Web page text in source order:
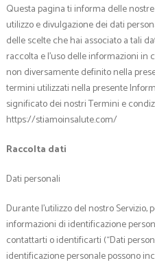
Questa pagina ti informa delle
utilizzo e divulgazione dei dati
delle scelte che hai associato a tali
raccolta e l’uso delle informazioni in
non diversamente definito nella
termini utilizzati nella presente
significato dei nostri Termini e
https://stiamoinsalute.com/
Raccolta dati
Dati personali
Durante l’utilizzo del nostro
informazioni di identificazione
contattarti o identificarti (“Dati
identificazione personale possono